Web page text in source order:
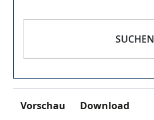
SUCHEN
Vorschau Download